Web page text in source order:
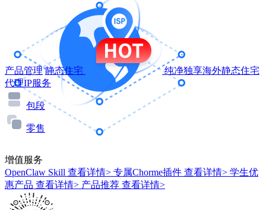
产品管理 静态住宅
纯净独享海外静态住宅
代理IP服务
包段
零售
增值服务
OpenClaw Skill 查看详情> 专属Chorme插件 查看详情> 学生优
惠产品 查看详情> 产品推荐 查看详情>